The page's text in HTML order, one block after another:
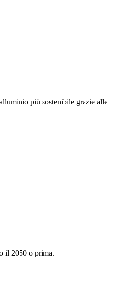
più sostenibile grazie alle
il 2050 o prima.